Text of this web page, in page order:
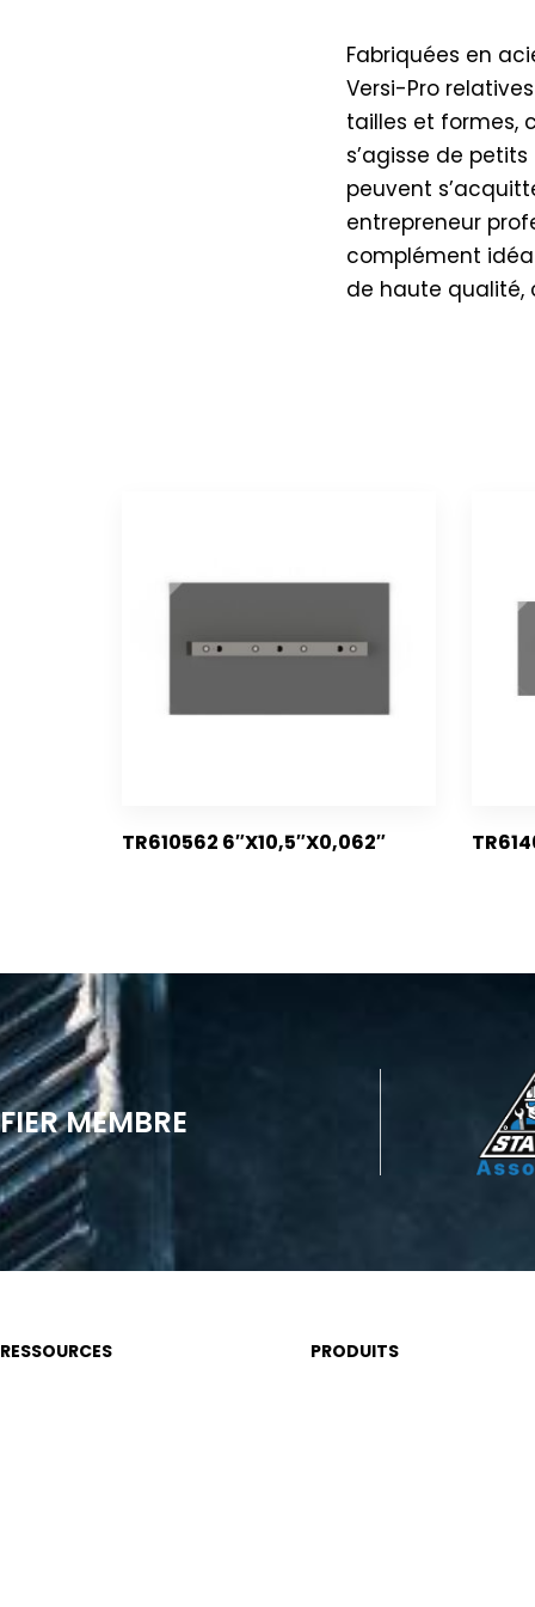
Fabriquées en
Versi-Pro
tailles et formes,
s’agisse de
peuvent
entrepreneur
complément
de haute qualité,
TR610562 6″X10,5″X0,062″
FIER MEMBRE
RESSOURCES PRODUITS